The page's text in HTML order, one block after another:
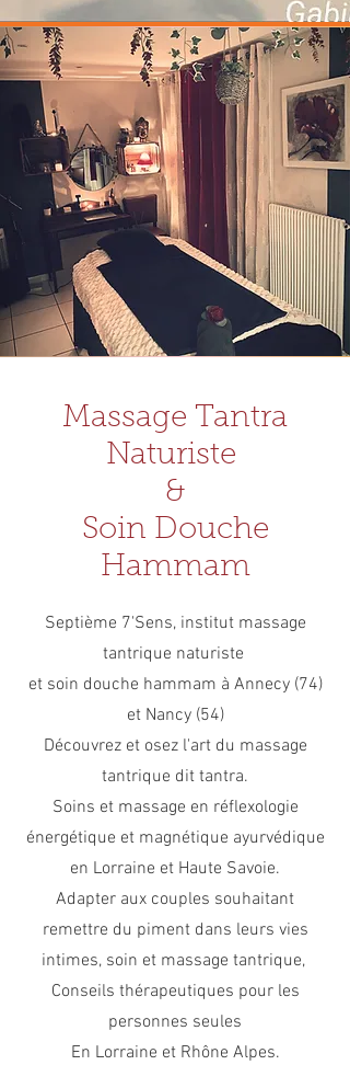
Massage Tantra
Naturiste
&
Soin Douche
Hammam
Septième 7'Sens, institut massage
tantrique naturiste
et soin douche hammam à Annecy (74)
et Nancy (54)
Découvrez et osez l'art du massage
tantrique dit tantra.
Soins et massage en réflexologie
énergétique et magnétique ayurvédique
en Lorraine et Haute Savoie.
Adapter aux couples souhaitant
remettre du piment dans leurs vies
intimes, soin et massage tantrique,
Conseils thérapeutiques pour les
personnes seules
En Lorraine et Rhône Alpes.